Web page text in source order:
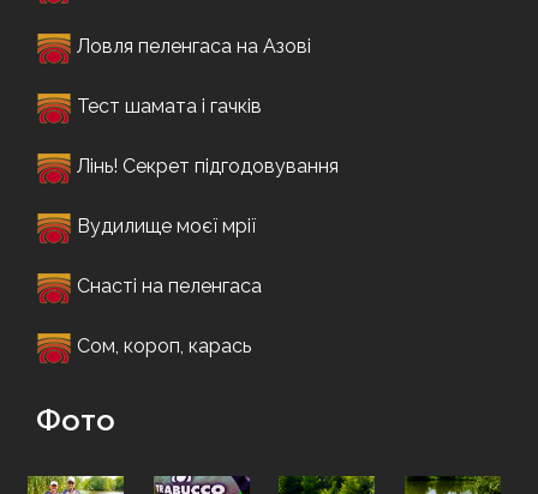
Ловля пеленгаса на Азові
Тест шамата і гачків
Лінь! Секрет підгодовування
Вудилище моєї мрії
Снасті на пеленгаса
Сом, короп, карась
Фото